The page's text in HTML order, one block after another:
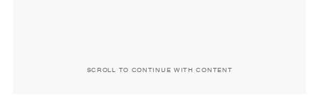
SCROLL TO CONTINUE WITH CONTENT